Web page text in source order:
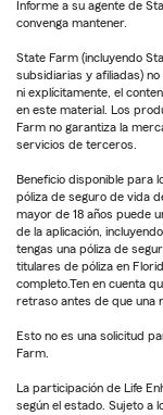
Informe a su agente de
convenga mantener.
State Farm (incluyendo
subsidiarias y afiliadas)
ni explícitamente, el
en este material. Los
Farm no garantiza la
servicios de terceros.
Beneficio disponible para
póliza de seguro de vida
mayor de 18 años puede
de la aplicación,
tengas una póliza de
titulares de póliza en
completo.Ten en cuenta
retraso antes de que una
Esto no es una solicitud
Farm.
La participación de Life
según el estado. Sujeto a